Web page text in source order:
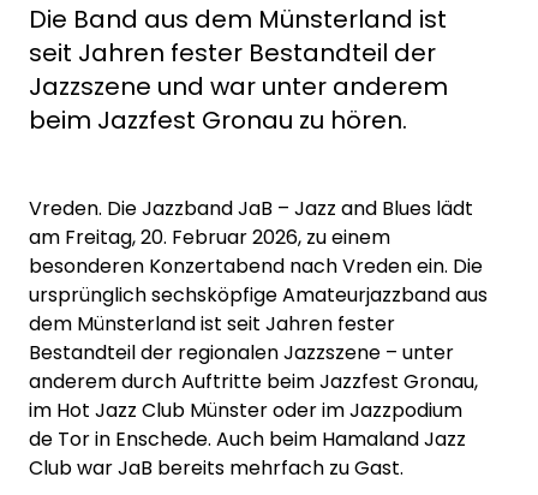
Die Band aus dem Münsterland ist
seit Jahren fester Bestandteil der
Jazzszene und war unter anderem
beim Jazzfest Gronau zu hören.
Vreden. Die Jazzband JaB – Jazz and Blues lädt
am Freitag, 20. Februar 2026, zu einem
besonderen Konzertabend nach Vreden ein. Die
ursprünglich sechsköpfige Amateurjazzband aus
dem Münsterland ist seit Jahren fester
Bestandteil der regionalen Jazzszene – unter
anderem durch Auftritte beim Jazzfest Gronau,
im Hot Jazz Club Münster oder im Jazzpodium
de Tor in Enschede. Auch beim Hamaland Jazz
Club war JaB bereits mehrfach zu Gast.